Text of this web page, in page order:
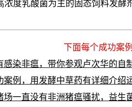
度乳酸菌为主的固态饲料发酵
下面每个成功案
感染非瘟，带你参观卢次华的
例，用发酵中草药有详细介绍
一直没有非洲猪瘟骚扰，益生